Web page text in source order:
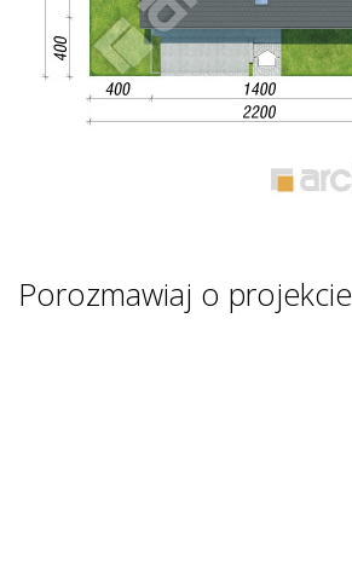
Porozmawiaj o projekcie